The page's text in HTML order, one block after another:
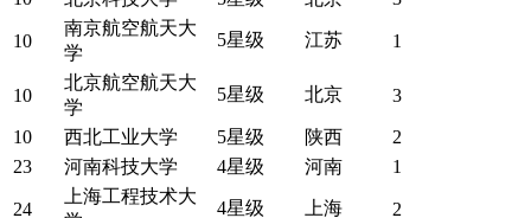
10
南京航空航天大
学
5星级 江苏 1
10
北京航空航天大
学
5星级 北京 3
10 西北工业大学 5星级 陕西
2
23
河南科技大学 4星级 河南 1
24
上海工程技术大
4星级 上海 2